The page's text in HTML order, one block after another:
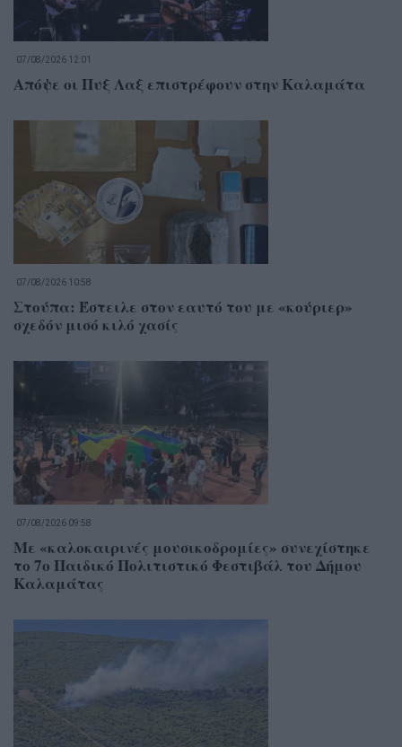
07/08/2026 12:01
Απόψε οι Πυξ Λαξ επιστρέφουν στην Καλαμάτα
07/08/2026 10:58
Στούπα: Έστειλε στον εαυτό του με «κούριερ»
σχεδόν μισό κιλό χασίς
07/08/2026 09:58
Με «καλοκαιρινές μουσικοδρομίες» συνεχίστηκε
το 7ο Παιδικό Πολιτιστικό Φεστιβάλ του Δήμου
Καλαμάτας